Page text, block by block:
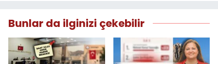
Bunlar da ilginizi çekebilir